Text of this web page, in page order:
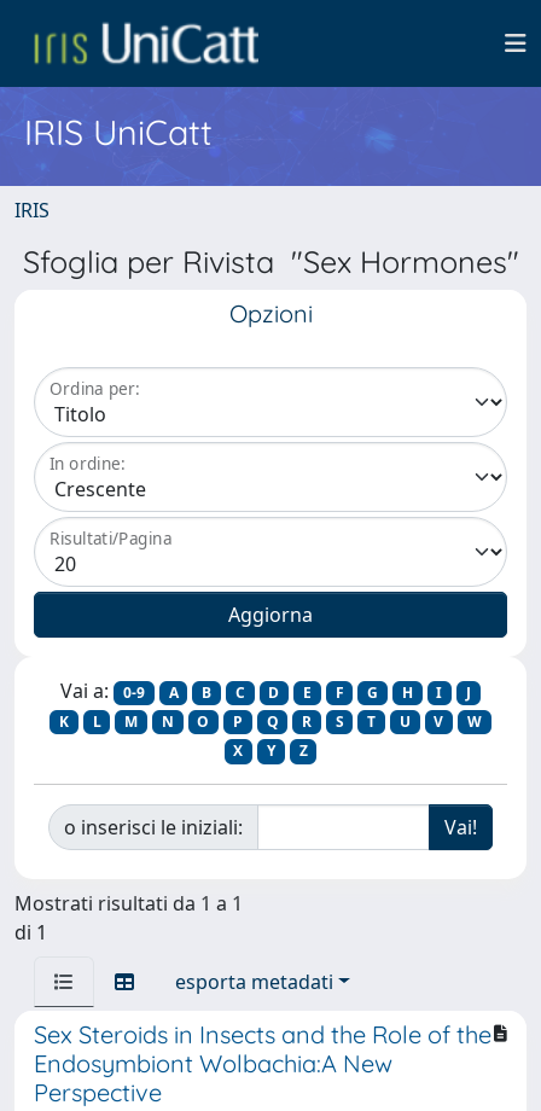
IRIS UniCatt
IRIS
Sfoglia per Rivista "Sex Hormones"
Opzioni
Ordina per:
In ordine:
Risultati/Pagina
Vai a: 0-9 A B C D E F G H I
J
K
L M N O P Q R S T U V
W
X
Y Z
o inserisci le iniziali:
Mostrati risultati da 1 a 1
di 1
esporta metadati
Sex Steroids in Insects and the Role of the
Endosymbiont Wolbachia:A New
Perspective